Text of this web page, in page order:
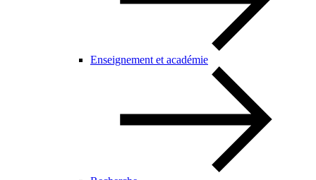
Enseignement et académie